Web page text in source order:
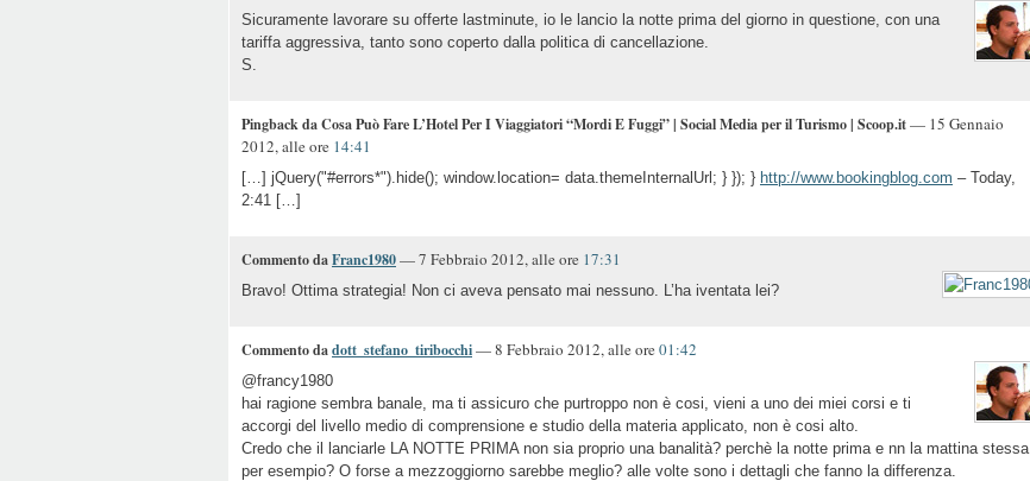
Sicuramente lavorare su offerte lastminute, io le lancio la notte prima del giorno in questione, con una
tariffa aggressiva, tanto sono coperto dalla politica di cancellazione.
S.
Pingback da Cosa Può Fare L’Hotel Per I Viaggiatori “Mordi E Fuggi” | Social Media per il Turismo | Scoop.it— 15 Gennaio
2012, alle ore 14:41
[…] jQuery("#errors*").hide(); window.location= data.themeInternalUrl; } }); } http://www.bookingblog.com – Today,
2:41 […]
Commento daFranc1980— 7 Febbraio 2012, alle ore 17:31
Bravo! Ottima strategia! Non ci aveva pensato mai nessuno. L’ha iventata lei?
Commento dadott_stefano_tiribocchi— 8 Febbraio 2012, alle ore01:42
@francy1980
hai ragione sembra banale, ma ti assicuro che purtroppo non è cosi, vieni a uno dei miei corsi e ti
accorgi del livello medio di comprensione e studio della materia applicato, non è cosi alto.
Credo che il lanciarle LA NOTTE PRIMA non sia proprio una banalità? perchè la notte prima e nn la mattina stessa
per esempio? O forse a mezzoggiorno sarebbe meglio? alle volte sono i dettagli che fanno la differenza.